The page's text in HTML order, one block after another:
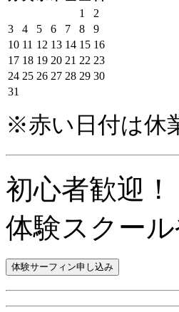
1
2
3
4 5 6 7 8
9
10 11 12 13 14 15 16
17 18 19 20 21 22 23
24 25 26 27 28 29 30
31
※赤い日付は休
初心者歓迎！
体験スクー